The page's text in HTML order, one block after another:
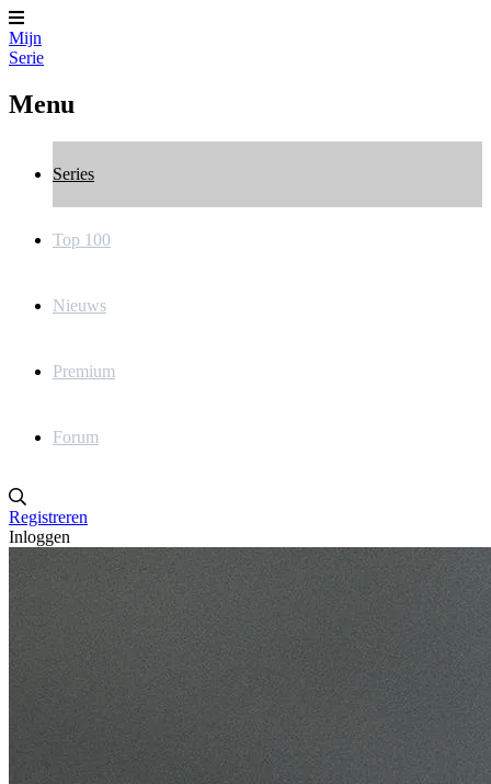
Mijn
Serie
Menu
Series
Top 100
Nieuws
Premium
Forum
Registreren
Inloggen